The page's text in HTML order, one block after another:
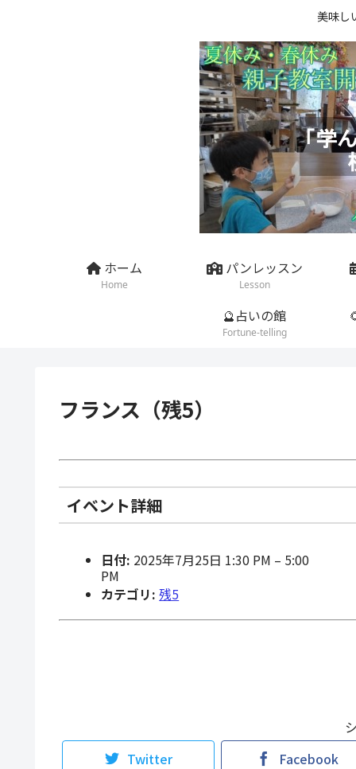
美味し
ホーム
Home
パンレッスン
Lesson
🔮占いの館
Fortune-telling
フランス（残5）
イベント詳細
日付: 2025年7月25日 1:30 PM – 5:00
PM
カテゴリ: 残5
Twitter
Facebook